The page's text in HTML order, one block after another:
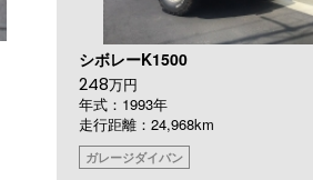
シボレーK1500
248万円
年式：1993年
走行距離：24,968km
ガレージダイバン